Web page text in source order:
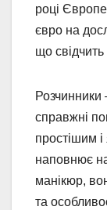
році
євро на
що
Розчинники
справжні
простішим
наповнює
манікюр,
та